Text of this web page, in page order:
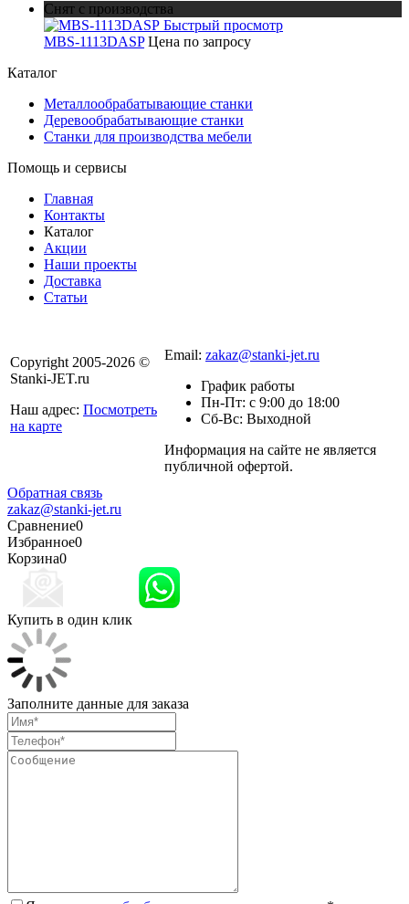
Снят с производства
Быстрый просмотр
MBS-1113DASP Цена по запросу
Каталог
Металлообрабатывающие станки
Деревообрабатывающие станки
Станки для производства мебели
Помощь и сервисы
Главная
Контакты
Каталог
Акции
Наши проекты
Доставка
Статьи
Copyright 2005-2026 ©
Stanki-JET.ru
Наш адрес: Посмотреть
на карте
Email: zakaz@stanki-jet.ru
График работы
Пн-Пт: с 9:00 до 18:00
Сб-Вс: Выходной
Информация на сайте не является
публичной офертой.
Обратная связь
zakaz@stanki-jet.ru
Сравнение0
Избранное0
Корзина0
Купить в один клик
Заполните данные для заказа